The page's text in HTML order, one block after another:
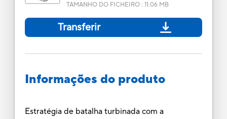
TAMANHO DO FICHEIRO: 11.06 MB
Transferir
Informações do produto
Estratégia de batalha turbinada com a